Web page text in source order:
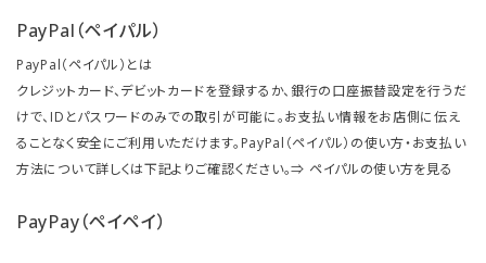
PayPal（ペイパル）
PayPal（ペイパル）とは
クレジットカード、デビットカードを登録するか、銀行の口座振替設定を行うだ
けで、IDとパスワードのみでの取引が可能に。お支払い情報をお店側に伝え
ることなく安全にご利用いただけます。PayPal（ペイパル）の使い方・お支払い
方法について詳しくは下記よりご確認ください。⇒ ペイパルの使い方を見る
PayPay（ペイペイ）